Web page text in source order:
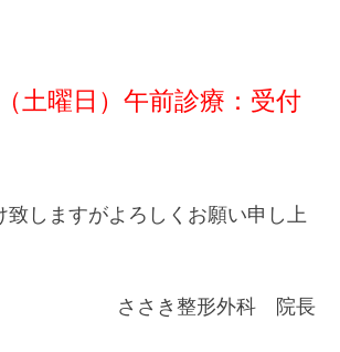
土曜日）午前診療：受付
致しますがよろしくお願い申し上
ささき整形外科 院長